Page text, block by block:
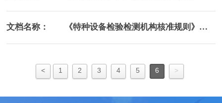
文档名称： 《特种设备检验检测机构核准规则》（TSG Z7001-2004）第3号修改单
< 1 2 3 4 5 6 >